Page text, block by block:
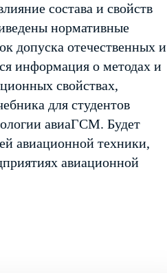
состава и свойств
нормативные
допуска отечественных и
информация о методах и
свойствах,
для студентов
авиаГСМ. Будет
авиационной техники,
авиационной